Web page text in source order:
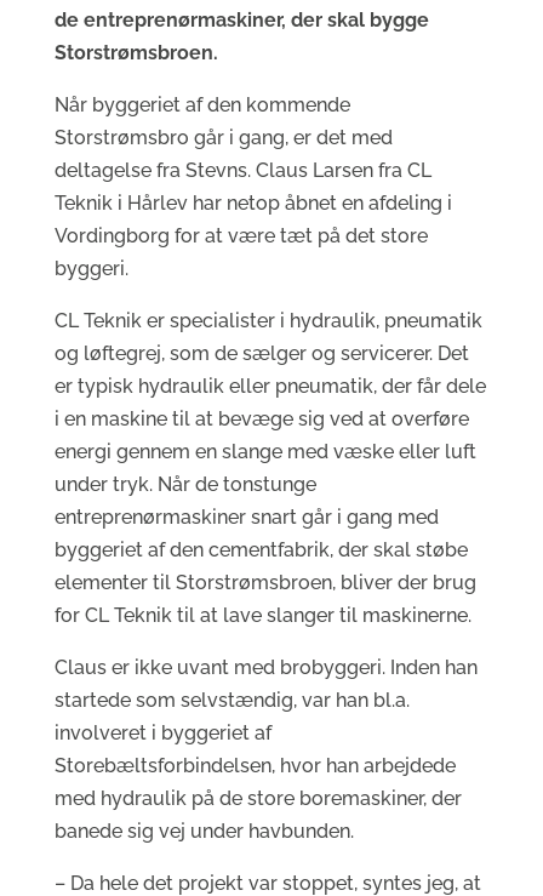
de entreprenørmaskiner, der skal bygge
Storstrømsbroen.
Når byggeriet af den kommende
Storstrømsbro går i gang, er det med
deltagelse fra Stevns. Claus Larsen fra CL
Teknik i Hårlev har netop åbnet en afdeling i
Vordingborg for at være tæt på det store
byggeri.
CL Teknik er specialister i hydraulik, pneumatik
og løftegrej, som de sælger og servicerer. Det
er typisk hydraulik eller pneumatik, der får dele
i en maskine til at bevæge sig ved at overføre
energi gennem en slange med væske eller luft
under tryk. Når de tonstunge
entreprenørmaskiner snart går i gang med
byggeriet af den cementfabrik, der skal støbe
elementer til Storstrømsbroen, bliver der brug
for CL Teknik til at lave slanger til maskinerne.
Claus er ikke uvant med brobyggeri. Inden han
startede som selvstændig, var han bl.a.
involveret i byggeriet af
Storebæltsforbindelsen, hvor han arbejdede
med hydraulik på de store boremaskiner, der
banede sig vej under havbunden.
– Da hele det projekt var stoppet, syntes jeg, at